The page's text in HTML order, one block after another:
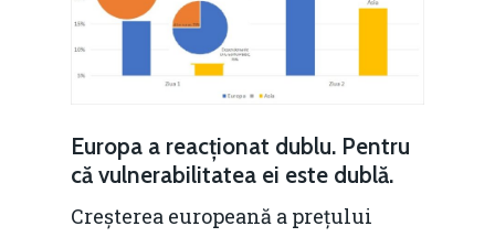
Europa a reacționat dublu. Pentru
că vulnerabilitatea ei este dublă.
Creșterea europeană a prețului